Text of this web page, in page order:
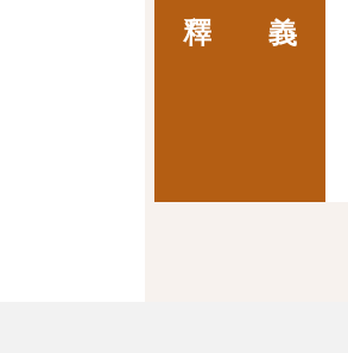
釋 義